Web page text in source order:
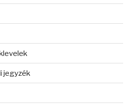
jegyzék